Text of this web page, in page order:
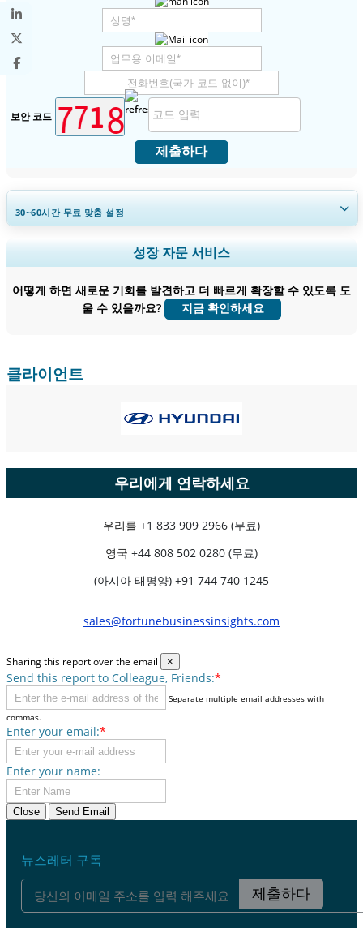
보안 코드
제출하다
30~60시간무료 맞춤 설정
지역 및 국가 범위 확장, 세그먼트 분석, 기업 프로필, 경쟁 벤치마킹, 및 최
종 사용자 인사이트.
지금 맞춤 설정
성장 자문 서비스
어떻게 하면 새로운 기회를 발견하고 더 빠르게 확장할 수 있도록 도
울 수 있을까요?
지금 확인하세요
클라이언트
우리에게 연락하세요
우리를 +1 833 909 2966 (무료)
영국 +44 808 502 0280 (무료)
(아시아 태평양) +91 744 740 1245
sales@fortunebusinessinsights.com
Sharing this report over the email ×
Send this report to Colleague, Friends:*
Separate multiple email addresses with
commas.
Enter your email:*
Enter your name:
Close Send Email
뉴스레터 구독
제출하다